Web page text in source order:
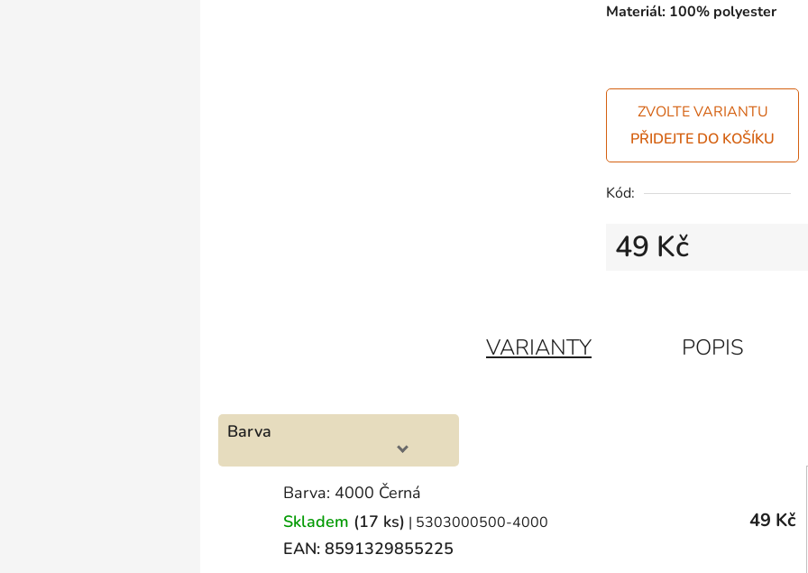
Materiál: 100% polyester
ZVOLTE VARIANTU
Kód:
49 Kč
VARIANTY POPIS
Barva
Barva: 4000 Černá
Skladem (17 ks) | 5303000500-4000
EAN: 8591329855225
49 Kč